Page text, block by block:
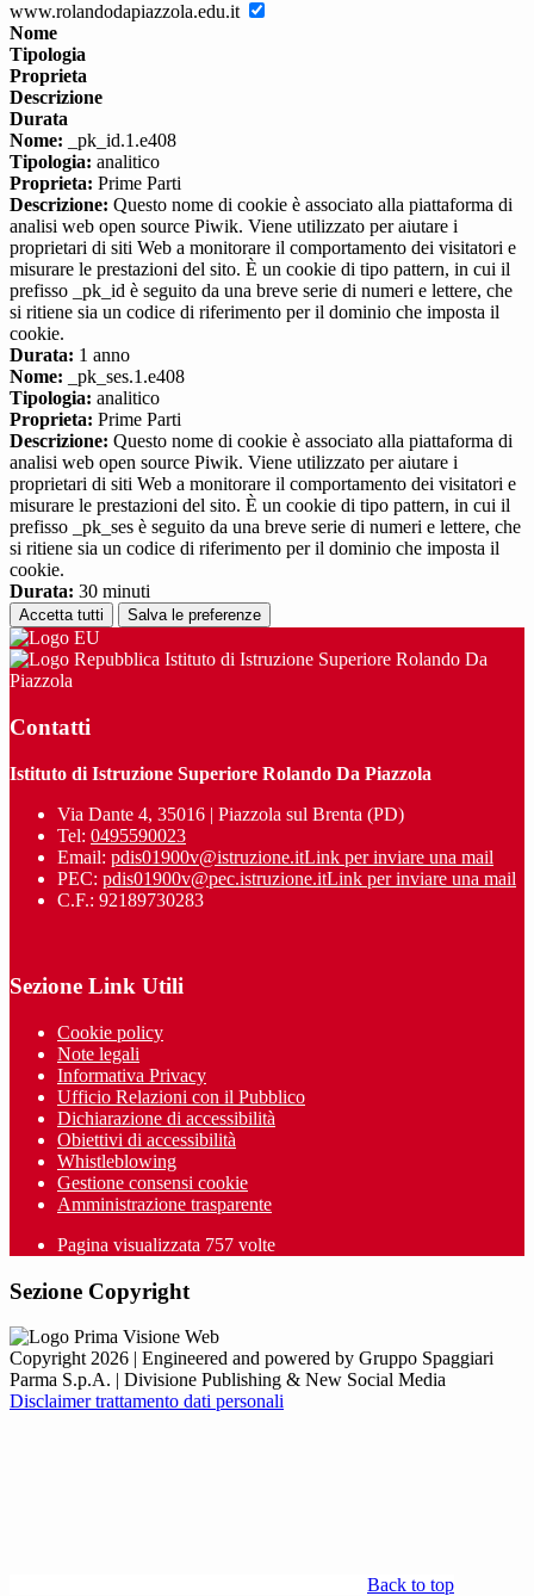
www.rolandodapiazzola.edu.it
Nome
Tipologia
Proprieta
Descrizione
Durata
Nome: _pk_id.1.e408
Tipologia: analitico
Proprieta: Prime Parti
Descrizione: Questo nome di cookie è associato alla piattaforma di
analisi web open source Piwik. Viene utilizzato per aiutare i
proprietari di siti Web a monitorare il comportamento dei visitatori e
misurare le prestazioni del sito. È un cookie di tipo pattern, in cui il
prefisso _pk_id è seguito da una breve serie di numeri e lettere, che
si ritiene sia un codice di riferimento per il dominio che imposta il
cookie.
Durata: 1 anno
Nome: _pk_ses.1.e408
Tipologia: analitico
Proprieta: Prime Parti
Descrizione: Questo nome di cookie è associato alla piattaforma di
analisi web open source Piwik. Viene utilizzato per aiutare i
proprietari di siti Web a monitorare il comportamento dei visitatori e
misurare le prestazioni del sito. È un cookie di tipo pattern, in cui il
prefisso _pk_ses è seguito da una breve serie di numeri e lettere, che
si ritiene sia un codice di riferimento per il dominio che imposta il
cookie.
Durata: 30 minuti
Accetta tutti Salva le preferenze
Istituto di Istruzione Superiore Rolando Da
Piazzola
Contatti
Istituto di Istruzione Superiore Rolando Da Piazzola
Via Dante 4, 35016 | Piazzola sul Brenta (PD)
Tel: 0495590023
Email: pdis01900v@istruzione.itLink per inviare una mail
PEC: pdis01900v@pec.istruzione.itLink per inviare una mail
C.F.: 92189730283
Sezione Link Utili
Cookie policy
Note legali
Informativa Privacy
Ufficio Relazioni con il Pubblico
Dichiarazione di accessibilità
Obiettivi di accessibilità
Whistleblowing
Gestione consensi cookie
Amministrazione trasparente
Pagina visualizzata 757 volte
Sezione Copyright
Copyright 2026 | Engineered and powered by Gruppo Spaggiari
Parma S.p.A. | Divisione Publishing & New Social Media
Disclaimer trattamento dati personali
Back to top